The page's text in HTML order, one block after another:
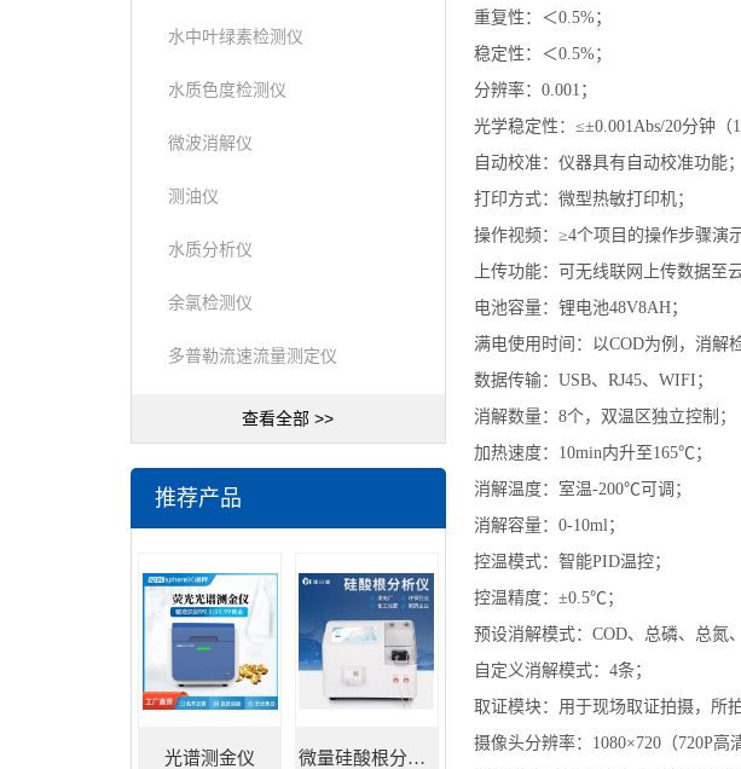
水中叶绿素检测仪
水质色度检测仪
微波消解仪
测油仪
水质分析仪
余氯检测仪
多普勒流速流量测定仪
查看全部 >>
推荐产品
光谱测金仪 微量硅酸根分析仪
重复性：＜0.5%；
稳定性：＜0.5%；
分辨率：0.001；
光学稳定性：≤±0.001Abs/20分钟（
自动校准：仪器具有自动校准功能；
打印方式：微型热敏打印机；
操作视频：≥4个项目的操作步骤演
上传功能：可无线联网上传数据至
电池容量：锂电池48V8AH；
满电使用时间：以COD为例，消解
数据传输：USB、RJ45、WIFI；
消解数量：8个，双温区独立控制；
加热速度：10min内升至165℃；
消解温度：室温-200℃可调；
消解容量：0-10ml；
控温模式：智能PID温控；
控温精度：±0.5℃；
预设消解模式：COD、总磷、总氮
自定义消解模式：4条；
取证模块：用于现场取证拍摄，所
摄像头分辨率：1080×720（720P高